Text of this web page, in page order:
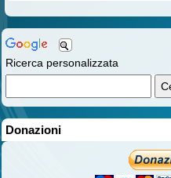
Ricerca personalizzata
Donazioni